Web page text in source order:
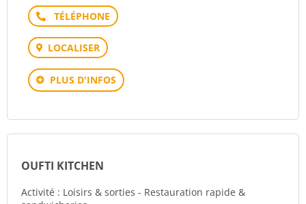
Téléphone
LOCALISER
PLUS D'INFOS
OUFTI KITCHEN
Activité : Loisirs & sorties - Restauration rapide &